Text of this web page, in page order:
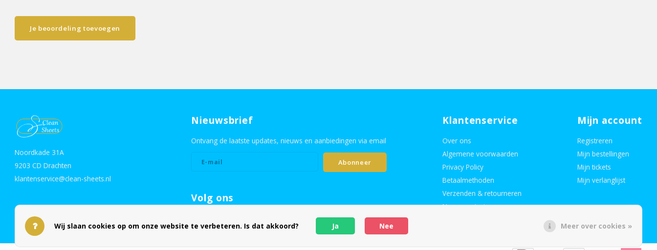
Je beoordeling toevoegen
Noordkade 31A
9203 CD Drachten
klantenservice@clean-sheets.nl
Nieuwsbrief
Ontvang de laatste updates, nieuws en aanbiedingen via email
Abonneer
Volg ons
Klantenservice
Over ons
Algemene voorwaarden
Privacy Policy
Betaalmethoden
Verzenden & retourneren
Neem contact op
Mijn account
Registreren
Mijn bestellingen
Mijn tickets
Mijn verlanglijst
Wij slaan cookies op om onze website te verbeteren. Is dat akkoord? Ja Nee Meer over cookies »